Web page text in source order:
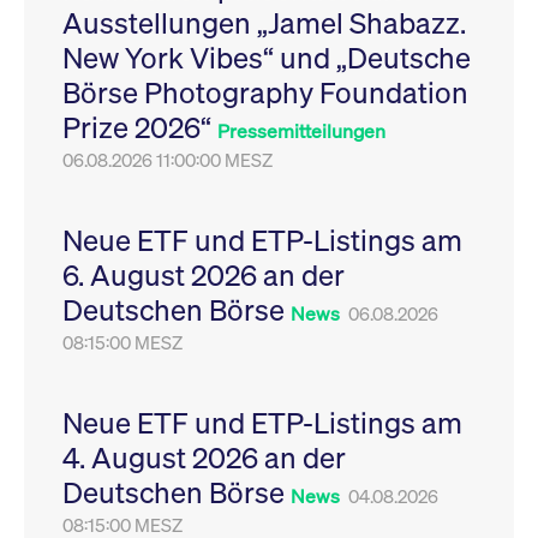
Ausstellungen „Jamel Shabazz.
New York Vibes“ und „Deutsche
Börse Photography Foundation
Prize 2026“ Pressemitteilungen
06.08.2026 11:00:00 MESZ
Neue ETF und ETP-Listings am
6. August 2026 an der
Deutschen Börse News 06.08.2026
08:15:00 MESZ
Neue ETF und ETP-Listings am
4. August 2026 an der
Deutschen Börse News 04.08.2026
08:15:00 MESZ
Leistung der Website
zu messen. Es handelt
sich um ein Muster-
Cookie, bei dem auf
das Präfix _pk_ses
eine kurze Reihe von
VISITOR_PRIVACY_METADATA
YouTube
.youtube.com
6
Monate
Dieses Cookie dient
Speicherung der
Einwilligungs- und
des Nutzers für ihre
Interaktion mit der
Sitzungen geehrt